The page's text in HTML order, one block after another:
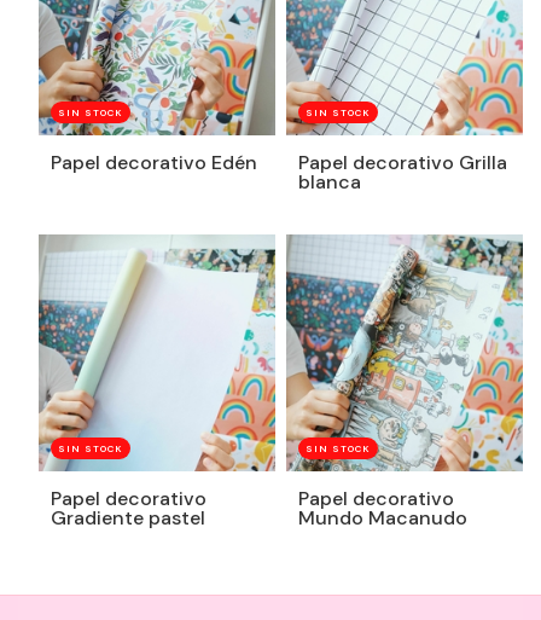
SIN STOCK
Papel decorativo Edén
SIN STOCK
Papel decorativo Grilla
blanca
SIN STOCK
Papel decorativo
Gradiente pastel
SIN STOCK
Papel decorativo
Mundo Macanudo